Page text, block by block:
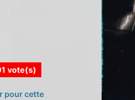
vote(s)
pour cette